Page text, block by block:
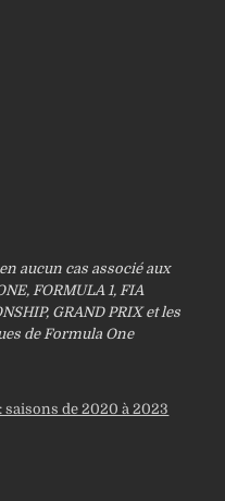
aucun cas associé aux
FORMULA 1, FIA
GRAND PRIX et les
de Formula One
saisons de 2020 à 2023